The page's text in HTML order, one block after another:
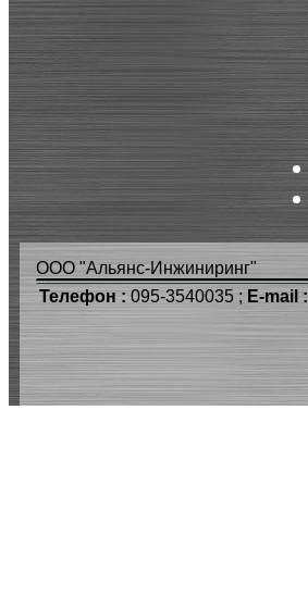
ООО "Альянс-Инжиниринг"
Телефон : 095-3540035 ; E-mail :